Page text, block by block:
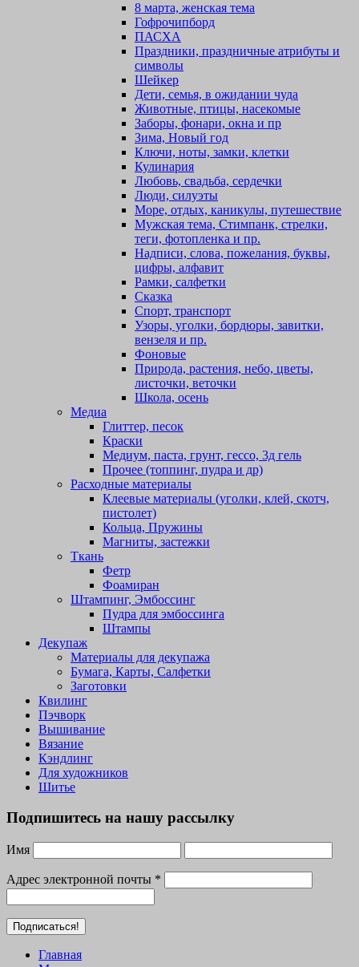
8 марта, женская тема
Гофрочипборд
ПАСХА
Праздники, праздничные атрибуты и
символы
Шейкер
Дети, семья, в ожидании чуда
Животные, птицы, насекомые
Заборы, фонари, окна и пр
Зима, Новый год
Ключи, ноты, замки, клетки
Кулинария
Любовь, свадьба, сердечки
Люди, силуэты
Море, отдых, каникулы, путешествие
Мужская тема, Стимпанк, стрелки,
теги, фотопленка и пр.
Надписи, слова, пожелания, буквы,
цифры, алфавит
Рамки, салфетки
Сказка
Спорт, транспорт
Узоры, уголки, бордюры, завитки,
вензеля и пр.
Фоновые
Природа, растения, небо, цветы,
листочки, веточки
Школа, осень
Медиа
Глиттер, песок
Краски
Медиум, паста, грунт, гессо, 3д гель
Прочее (топпинг, пудра и др)
Расходные материалы
Клеевые материалы (уголки, клей, скотч,
пистолет)
Кольца, Пружины
Магниты, застежки
Ткань
Фетр
Фоамиран
Штампинг, Эмбоссинг
Пудра для эмбоссинга
Штампы
Декупаж
Материалы для декупажа
Бумага, Карты, Салфетки
Заготовки
Квилинг
Пэчворк
Вышивание
Вязание
Кэндлинг
Для художников
Шитье
Подпишитесь на нашу рассылку
Имя
Адрес электронной почты *
Главная